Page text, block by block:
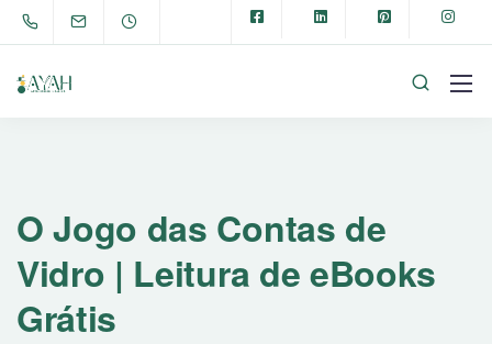
O Jogo das Contas de
Vidro | Leitura de eBooks
Grátis